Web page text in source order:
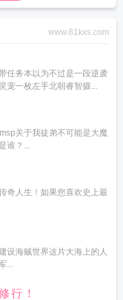
www.81kxs.com
任务本以为不过是一段逆袭
宠一枚左手北朝睿智摄...
关于我徒弟不可能是大魔
谁？...
奇人生！如果您喜欢史上最
设海贼世界这片大海上的人
...
行！